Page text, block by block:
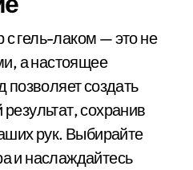
гель-лаком — это не
а настоящее
позволяет создать
сохранив
рук. Выбирайте
и наслаждайтесь